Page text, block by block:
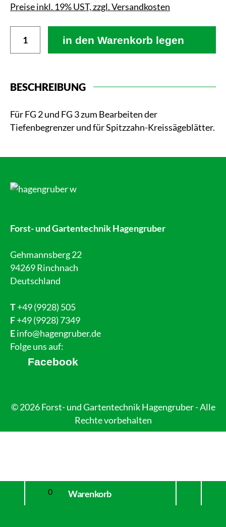
Warenkorb
Preise inkl. 19% UST, zzgl. Versandkosten
in den Warenkorb legen
BESCHREIBUNG
Für FG 2 und FG 3 zum Bearbeiten der
Tiefenbegrenzer und für Spitzzahn-Kreissägeblätter.
Forst- und Gartentechnik Hagengruber
Gehmannsberg 22
94269 Rinchnach
Deutschland
T+49 (9928) 505
F+49 (9928) 7349
Einfo@hagengruber.de
Folge uns auf:
Facebook
© 2026 Forst- und Gartentechnik Hagengruber - Alle
Rechte vorbehalten